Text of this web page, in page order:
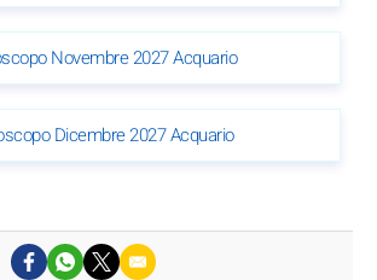
Novembre 2027 Acquario
Dicembre 2027 Acquario